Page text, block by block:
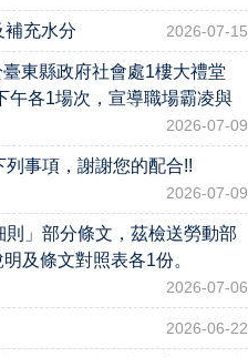
補充水分 2026-07-15
東縣政府社會處1樓大禮堂
午各1場次，宣導職場霸凌與
2026-07-09
列事項，謝謝您的配合!!
2026-07-09
則」部分條文，茲檢送勞動部
及條文對照表各1份。
2026-07-06
2026-06-22